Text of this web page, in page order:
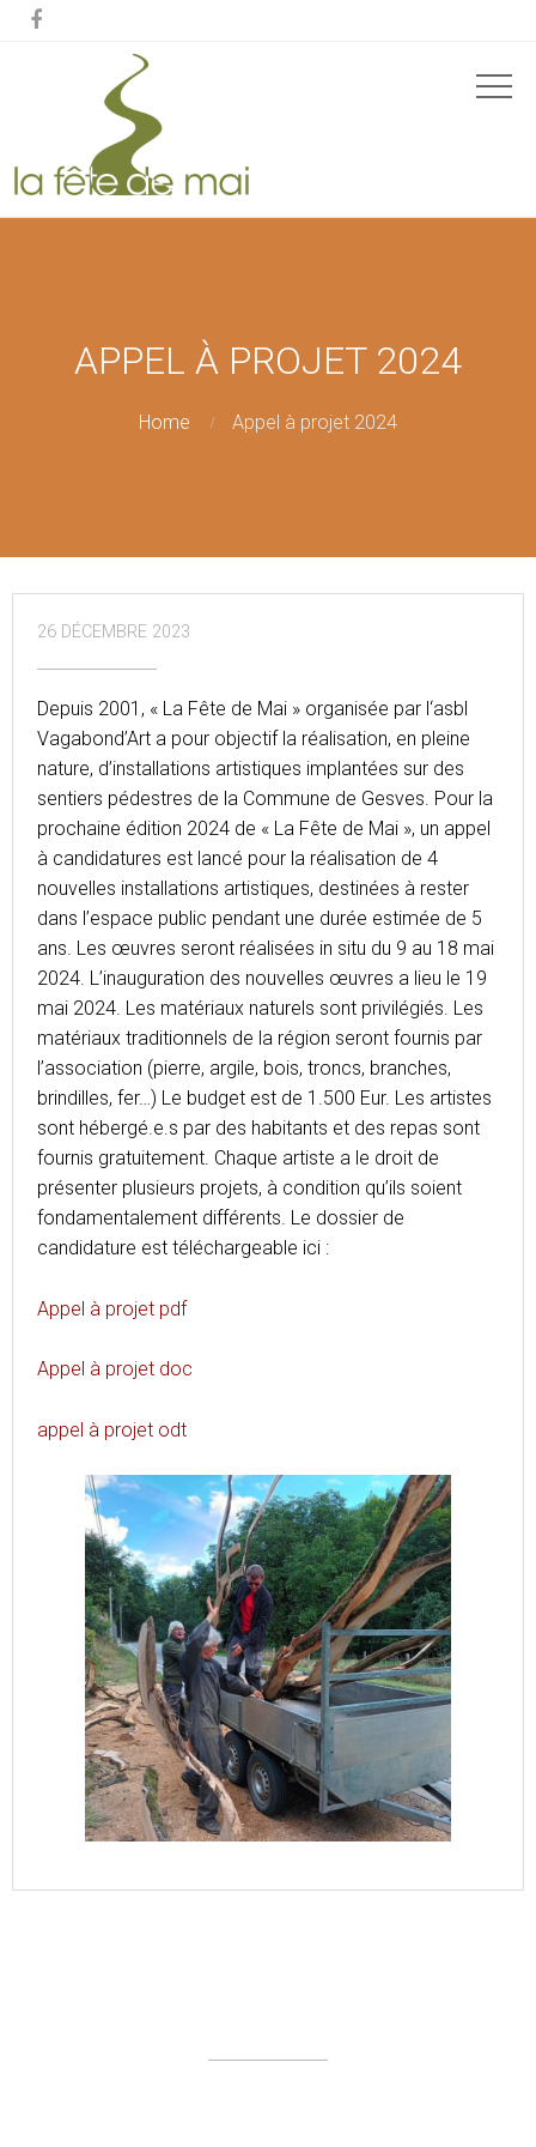

APPEL À PROJET 2024
Home Appel à projet 2024
26 DÉCEMBRE 2023
Depuis 2001, « La Fête de Mai » organisée par l‘asbl
Vagabond’Art a pour objectif la réalisation, en pleine
nature, d’installations artistiques implantées sur des
sentiers pédestres de la Commune de Gesves. Pour la
prochaine édition 2024 de « La Fête de Mai », un appel
à candidatures est lancé pour la réalisation de 4
nouvelles installations artistiques, destinées à rester
dans l’espace public pendant une durée estimée de 5
ans. Les œuvres seront réalisées in situ du 9 au 18 mai
2024. L’inauguration des nouvelles œuvres a lieu le 19
mai 2024. Les matériaux naturels sont privilégiés. Les
matériaux traditionnels de la région seront fournis par
l’association (pierre, argile, bois, troncs, branches,
brindilles, fer…) Le budget est de 1.500 Eur. Les artistes
sont hébergé.e.s par des habitants et des repas sont
fournis gratuitement. Chaque artiste a le droit de
présenter plusieurs projets, à condition qu’ils soient
fondamentalement différents. Le dossier de
candidature est téléchargeable ici :
Appel à projet pdf
Appel à projet doc
appel à projet odt